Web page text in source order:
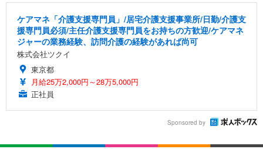
ケアマネ「介護支援専門員」/居宅介護支援事業所/日勤/介護支
援専門員必須/主任介護支援専門員をお持ちの方歓迎/ケアマネ
ジャーの業務経験、訪問介護の経験があれば尚可
株式会社ツクイ
東京都
月給25万2,000円～28万5,000円
正社員
Sponsored by